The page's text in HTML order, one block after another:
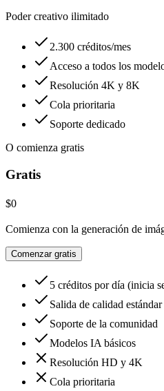
Poder creativo ilimitado
2.300 créditos/mes
Acceso a todos los
Resolución 4K y 8K
Cola prioritaria
Soporte dedicado
O comienza gratis
Gratis
$0
Comienza con la generación de
Comenzar gratis
5 créditos por día (inicia
Salida de calidad estándar
Soporte de la comunidad
Modelos IA básicos
Resolución HD y 4K
Cola prioritaria